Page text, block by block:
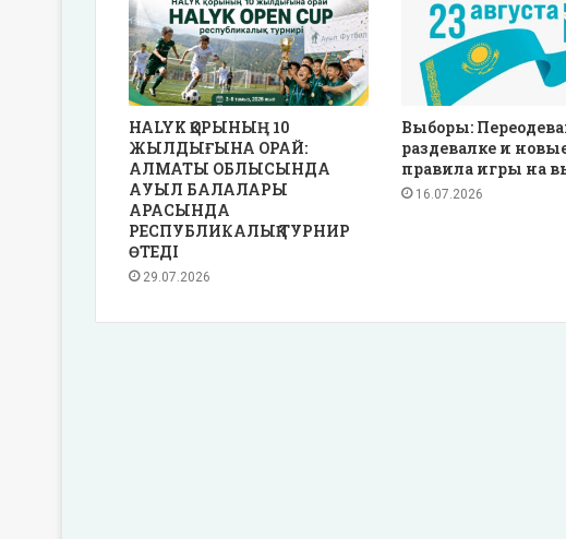
HALYK ҚОРЫНЫҢ 10
ЖЫЛДЫҒЫНА ОРАЙ:
АЛМАТЫ ОБЛЫСЫНДА
АУЫЛ БАЛАЛАРЫ
АРАСЫНДА
РЕСПУБЛИКАЛЫҚ ТУРНИР
ӨТЕДІ
29.07.2026
Выборы:
раздевалке и
правила игры на
16.07.2026